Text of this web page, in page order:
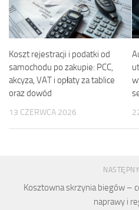
Koszt rejestracji i podatki od
samochodu po zakupie: PCC,
akcyza, VAT i opłaty za tablice
oraz dowód
13 CZERWCA 2026
Kosztowna skrzynia biegów –
naprawy i